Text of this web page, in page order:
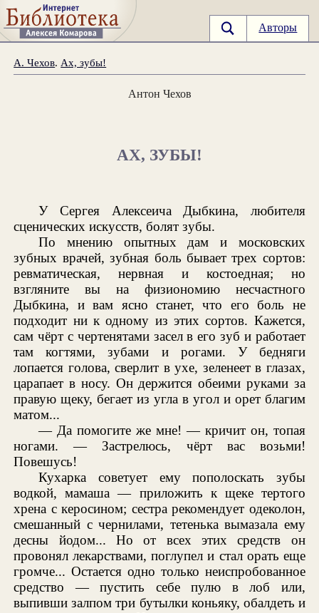
Авторы
А. Чехов. Ах, зубы!
Антон Чехов
АХ, ЗУБЫ!
У Сергея Алексеича Дыбкина, любителя
сценических искусств, болят зубы.
По мнению опытных дам и московских
зубных врачей, зубная боль бывает трех сортов:
ревматическая, нервная и костоедная; но
взгляните вы на физиономию несчастного
Дыбкина, и вам ясно станет, что его боль не
подходит ни к одному из этих сортов. Кажется,
сам чёрт с чертенятами засел в его зуб и работает
там когтями, зубами и рогами. У бедняги
лопается голова, сверлит в ухе, зеленеет в глазах,
царапает в носу. Он держится обеими руками за
правую щеку, бегает из угла в угол и орет благим
матом...
— Да помогите же мне! — кричит он, топая
ногами. — Застрелюсь, чёрт вас возьми!
Повешусь!
Кухарка советует ему пополоскать зубы
водкой, мамаша — приложить к щеке тертого
хрена с керосином; сестра рекомендует одеколон,
смешанный с чернилами, тетенька вымазала ему
десны йодом... Но от всех этих средств он
провонял лекарствами, поглупел и стал орать еще
громче... Остается одно только неиспробованное
средство — пустить себе пулю в лоб или,
выпивши залпом три бутылки коньяку, обалдеть и